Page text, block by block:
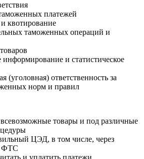
платежей
квотирование
таможенных операций и
информирование и статистическое
(уголовная) ответственность за
норм и правил
товары и под различные
ЦЭД, в том числе, через
ФТС
и уплатить платежи